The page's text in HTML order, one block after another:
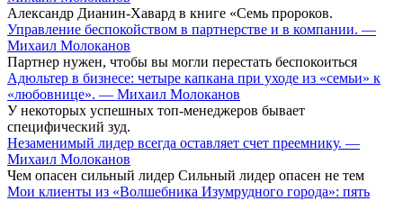
Александр Дианин-Хавард в книге «Семь пророков.
Управление беспокойством в партнерстве и в компании. —
Михаил Молоканов
Партнер нужен, чтобы вы могли перестать беспокоиться
Адюльтер в бизнесе: четыре капкана при уходе из «семьи» к
«любовнице». — Михаил Молоканов
У некоторых успешных топ-менеджеров бывает
специфический зуд.
Незаменимый лидер всегда оставляет счет преемнику. —
Михаил Молоканов
Чем опасен сильный лидер Сильный лидер опасен не тем
Мои клиенты из «Волшебника Изумрудного города»: пять